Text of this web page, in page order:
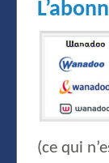
(ce qui